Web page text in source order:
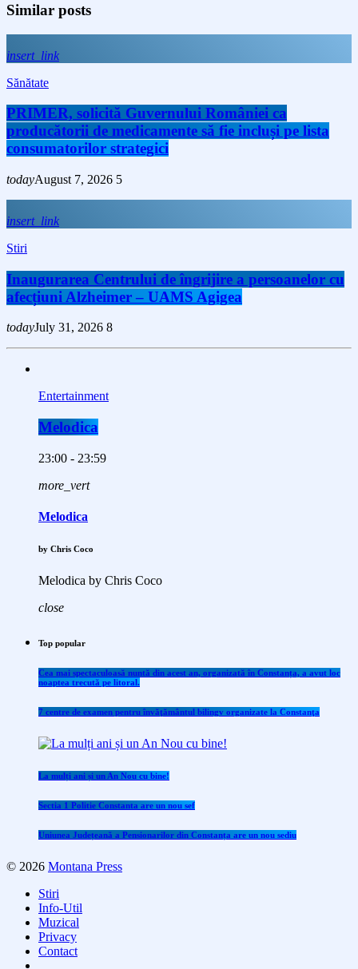
Similar posts
insert_link
Sănătate
PRIMER, solicită Guvernului României ca
producătorii de medicamente să fie incluși pe lista
consumatorilor strategici
todayAugust 7, 2026 5
insert_link
Stiri
Inaugurarea Centrului de îngrijire a persoanelor cu
afecțiuni Alzheimer – UAMS Agigea
todayJuly 31, 2026 8
Entertainment
Melodica
23:00 - 23:59
more_vert
Melodica
by Chris Coco
Melodica by Chris Coco
close
Top popular
Cea mai spectaculoasă nuntă din acest an, organizată în Constanța, a avut loc
noaptea trecută pe litoral.
7 centre de examen pentru învăţământul bilingv organizate la Constanţa
La mulți ani și un An Nou cu bine!
Sectia 1 Politie Constanta are un nou sef
Uniunea Județeană a Pensionarilor din Constanța are un nou sediu
© 2026 Montana Press
Stiri
Info-Util
Muzical
Privacy
Contact